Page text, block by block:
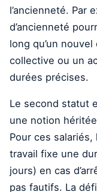
l’ancienneté. Par
d’ancienneté
long qu’un
collective ou un
durées précises.
Le second statut
une notion
Pour ces salariés,
travail fixe une
jours) en cas
pas fautifs. La